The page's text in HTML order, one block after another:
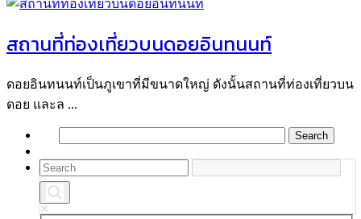
สถานที่ท่องเที่ยวบนดอยอินทนนท์
ดอยอินทนนท์เป็นภูเขาที่มีขนาดใหญ่ ดังนั้นสถานที่ท่องเที่ยวบน
ดอย และล ...